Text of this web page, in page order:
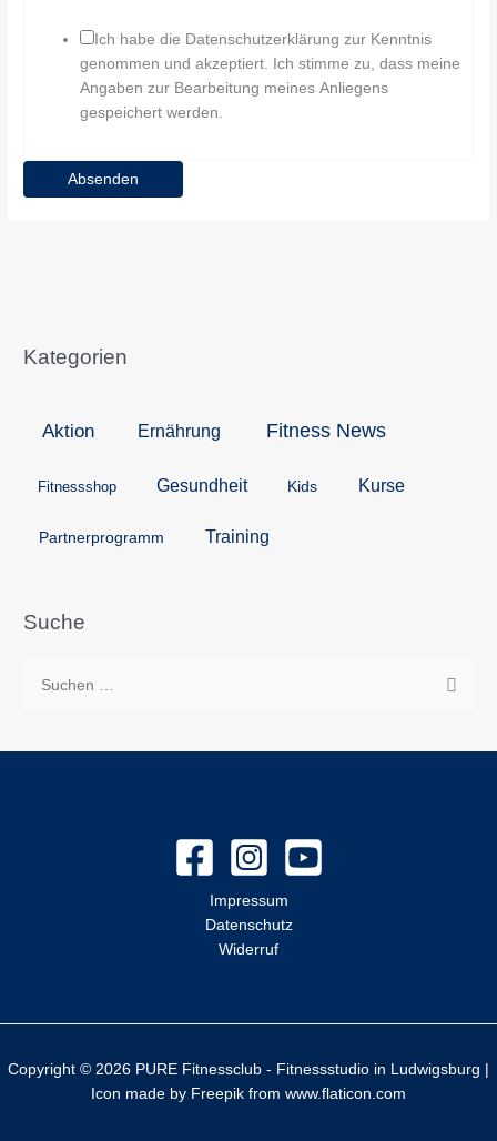
Ich habe die Datenschutzerklärung zur Kenntnis
genommen und akzeptiert. Ich stimme zu, dass meine
Angaben zur Bearbeitung meines Anliegens
gespeichert werden.
Absenden
Kategorien
Aktion Ernährung Fitness News
Fitnessshop Gesundheit Kids Kurse
Partnerprogramm Training
Suche
c
Impressum
Datenschutz
Widerruf
Copyright © 2026 PURE Fitnessclub - Fitnessstudio in Ludwigsburg |
Icon made by Freepik from www.flaticon.com